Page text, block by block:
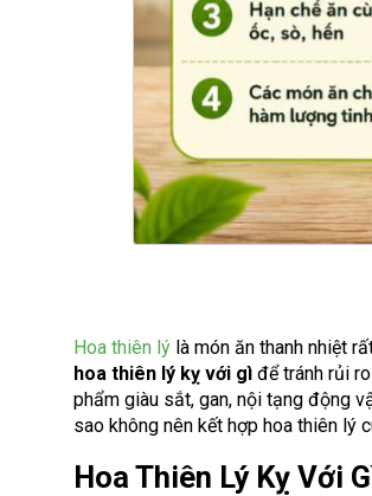
Hoa thiên lý là món ăn thanh nhiệt
hoa thiên lý kỵ với gì để tránh rủi
phẩm giàu sắt, gan, nội tạng động
sao không nên kết hợp hoa thiên lý
Hoa Thiên Lý Kỵ Với